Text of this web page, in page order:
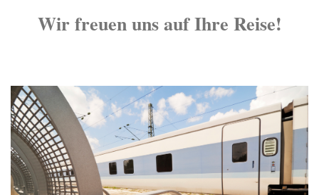
Wir freuen uns auf Ihre Reise!